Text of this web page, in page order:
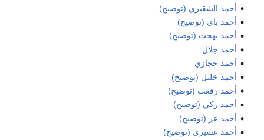
أحمد الشقيري (توضيح)
أحمد باي (توضيح)
أحمد بهجت (توضيح)
أحمد جلال
أحمد حجازي
أحمد خليل (توضيح)
أحمد رفعت (توضيح)
أحمد زكي (توضيح)
أحمد عز (توضيح)
أحمد عسيري (توضيح)